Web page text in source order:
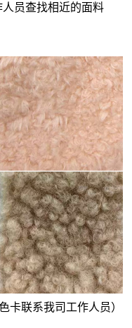
员查找相近的面料
卡联系我司工作人员）